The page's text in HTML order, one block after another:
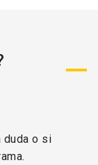
duda o si